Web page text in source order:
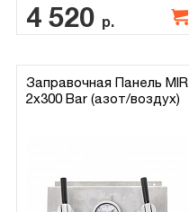
4 520 р.
Заправочная Панель MIR
2х300 Bar (азот/воздух)